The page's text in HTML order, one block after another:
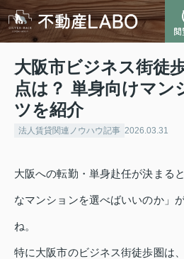
大阪市ビジネス街徒
点は？ 単身向けマン
ツを紹介
法人賃貸関連ノウハウ記事 2026.03.31
大阪への転勤・単身赴任が決まる
なマンションを選べばいいのか」
ね。
特に大阪市のビジネス街徒歩圏は